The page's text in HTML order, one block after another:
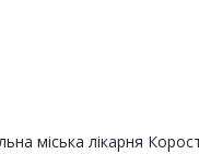
міська лікарня